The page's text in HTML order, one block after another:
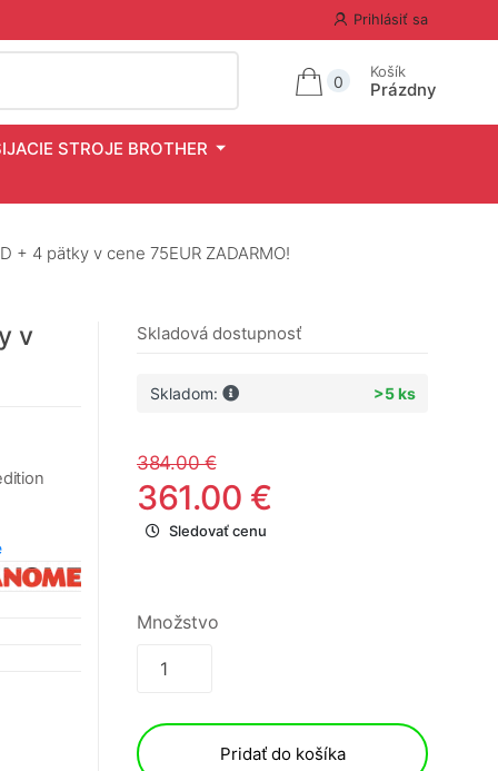
Prihlásiť sa
0
Košík
Prázdny
STROJE BROTHER
+ 4 pätky v cene 75EUR ZADARMO!
v
Skladová dostupnosť
Skladom: >5 ks
384.00 €
361.00 €
Sledovať cenu
Množstvo
Pridať do košíka